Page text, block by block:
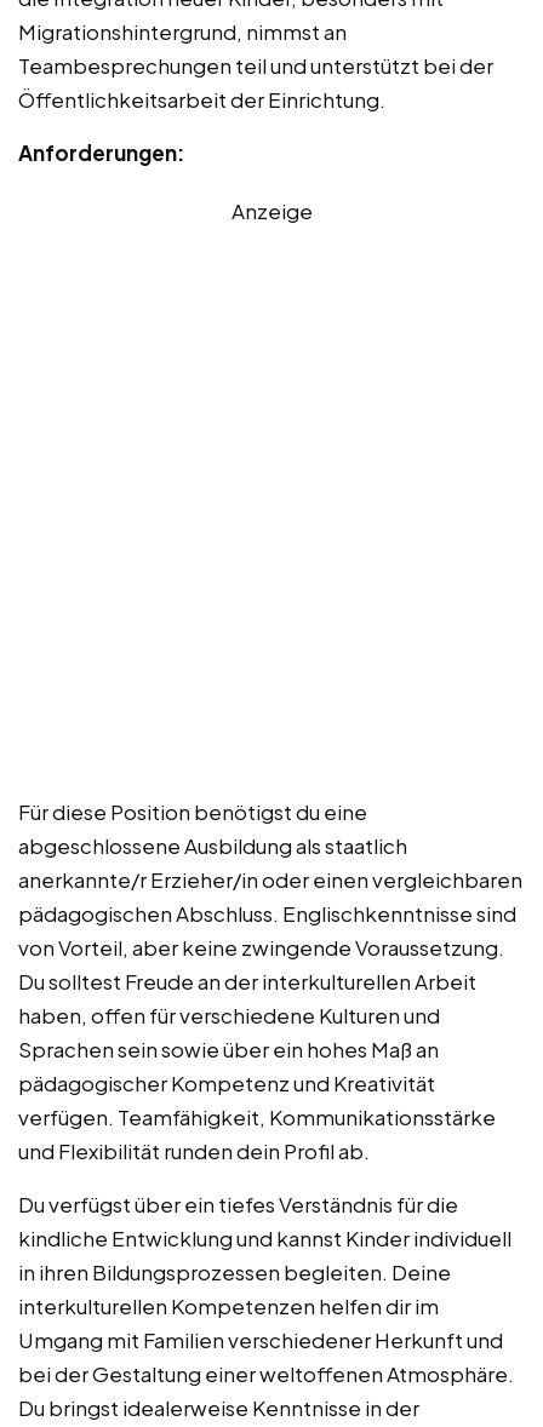
Migrationshintergrund, nimmst an
Teambesprechungen teil und unterstützt bei der
Öffentlichkeitsarbeit der Einrichtung.
Anforderungen:
Anzeige
Für diese Position benötigst du eine
abgeschlossene Ausbildung als staatlich
anerkannte/r Erzieher/in oder einen vergleichbaren
pädagogischen Abschluss. Englischkenntnisse sind
von Vorteil, aber keine zwingende Voraussetzung.
Du solltest Freude an der interkulturellen Arbeit
haben, offen für verschiedene Kulturen und
Sprachen sein sowie über ein hohes Maß an
pädagogischer Kompetenz und Kreativität
verfügen. Teamfähigkeit, Kommunikationsstärke
und Flexibilität runden dein Profil ab.
Du verfügst über ein tiefes Verständnis für die
kindliche Entwicklung und kannst Kinder individuell
in ihren Bildungsprozessen begleiten. Deine
interkulturellen Kompetenzen helfen dir im
Umgang mit Familien verschiedener Herkunft und
bei der Gestaltung einer weltoffenen Atmosphäre.
Du bringst idealerweise Kenntnisse in der